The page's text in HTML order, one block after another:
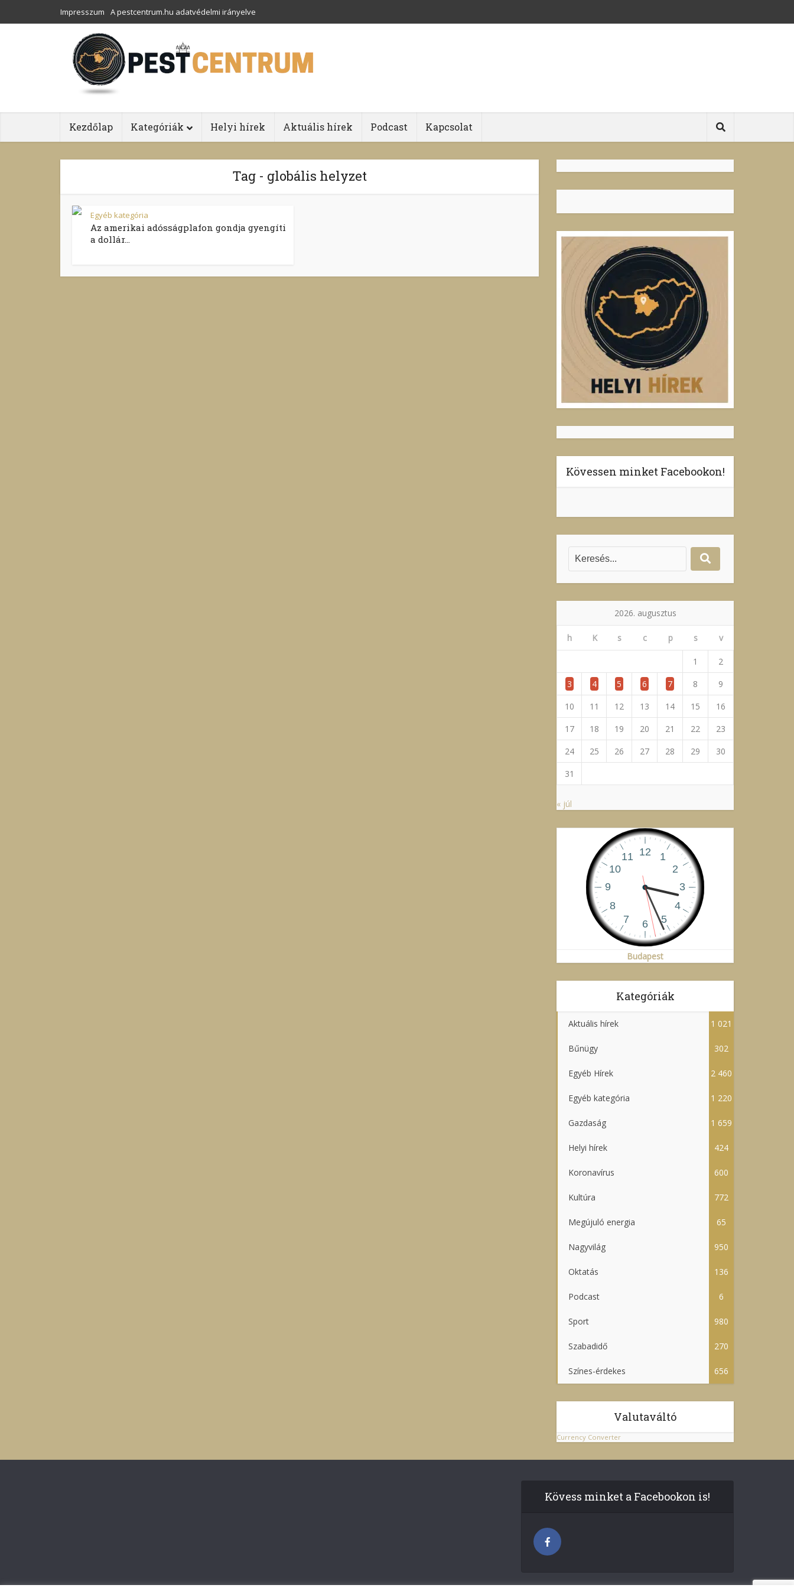
Impresszum A pestcentrum.hu adatvédelmi irányelve
Kezdőlap Kategóriák Helyi hírek Aktuális hírek Podcast Kapcsolat
Tag - globális helyzet
Egyéb kategória
Az amerikai adósságplafon gondja gyengíti
a dollár...
Kövessen minket Facebookon!
2026. augusztus
h K s c p s v
1
2
3
4 5 6 7 8
9
10
11 12 13 14 15
16
17
18 19 20 21 22
23
24
25 26 27 28 29
30
31
« júl
Budapest
Kategóriák
Aktuális hírek 1 021
Bűnügy 302
Egyéb Hírek 2 460
Egyéb kategória 1 220
Gazdaság 1 659
Helyi hírek 424
Koronavírus 600
Kultúra 772
Megújuló energia 65
Nagyvilág 950
Oktatás 136
Podcast 6
Sport 980
Szabadidő 270
Színes-érdekes 656
Valutaváltó
Currency Converter
Kövess minket a Facebookon is!